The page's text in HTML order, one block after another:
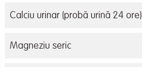
Calciu urinar (probă urină 24 ore)
Magneziu seric